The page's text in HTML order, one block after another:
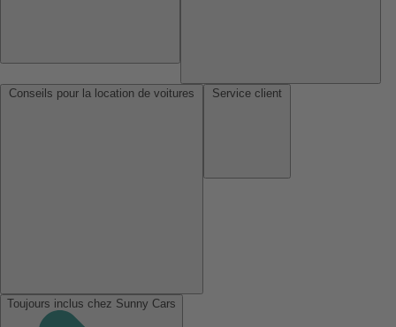
Toujours inclus chez Sunny Cars